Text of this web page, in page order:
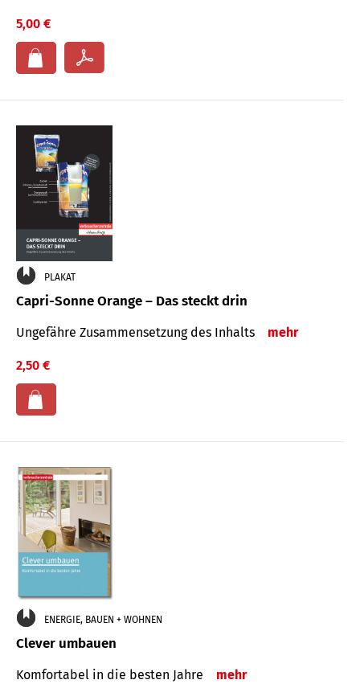
5,00 €
PLAKAT
Capri-Sonne Orange – Das steckt drin
Ungefähre Zu­sammen­setzung des Inhalts mehr
2,50 €
ENERGIE, BAUEN + WOHNEN
Clever umbauen
Komfortabel in die besten Jahre mehr